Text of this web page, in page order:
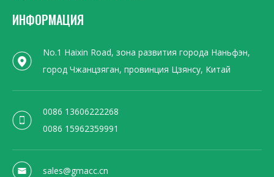
ИНФОРМАЦИЯ
No.1 Haixin Road, зона развития города Наньфэн,
город Чжанцзяган, провинция Цзянсу, Китай
0086 13606222268
0086 15962359991
sales@gmacc.cn